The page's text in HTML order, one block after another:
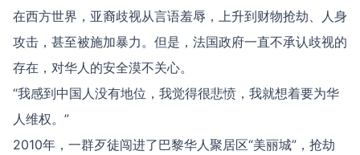
在西方世界，亚裔歧视从言语羞辱，上升到财物抢劫、人身
攻击，甚至被施加暴力。但是，法国政府一直不承认歧视的
存在，对华人的安全漠不关心。
“我感到中国人没有地位，我觉得很悲愤，我就想着要为华
人维权。”
2010年，一群歹徒闯进了巴黎华人聚居区“美丽城”，抢劫